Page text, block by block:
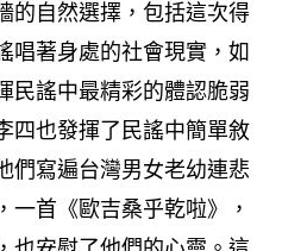
的自然選擇，包括這次得
唱著身處的社會現實，如
民謠中最精彩的體認脆弱
四也發揮了民謠中簡單敘
們寫遍台灣男女老幼連悲
一首《歐吉桑乎乾啦》，